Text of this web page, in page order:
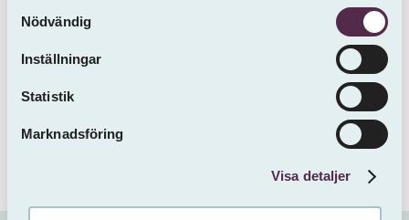
informationen med annan information som du har
tillhandahållit eller som de har samlat in från andra än
oss.
Samtyckesval
Nödvändig
Inställningar
Statistik
Marknadsföring
Visa detaljer